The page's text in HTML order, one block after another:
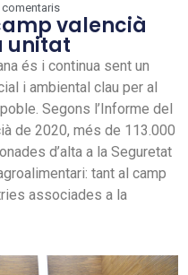
comentaris
valencià
unitat
és i continua sent un
i ambiental clau per al
Segons l’Informe del
de 2020, més de 113.000
d’alta a la Seguretat
tant al camp
associades a la